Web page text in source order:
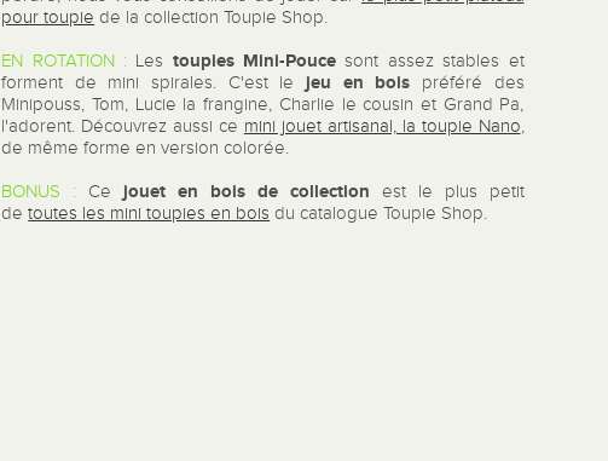
pour toupie de la collection Toupie Shop.
EN ROTATION :Les toupies Mini-Pouce sont assez stables et
forment de mini spirales. C'est le jeu en bois préféré des
Minipouss, Tom, Lucie la frangine, Charlie le cousin et Grand Pa,
l'adorent. Découvrez aussi ce mini jouet artisanal, la toupie Nano,
de même forme en version colorée.
BONUS : Ce jouet en bois de collection est le plus petit
detoutes les mini toupies en bois du catalogue Toupie Shop.